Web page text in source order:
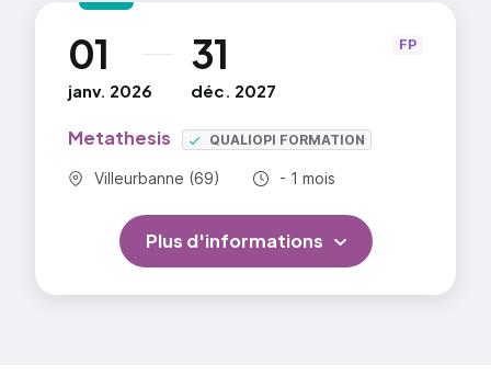
01
janv. 2026
au 31
déc. 2027
Metathesis QUALIOPI FORMATION
Commune :
Villeurbanne (69) Durée totale :
- 1 mois
FP
Plus d'informations